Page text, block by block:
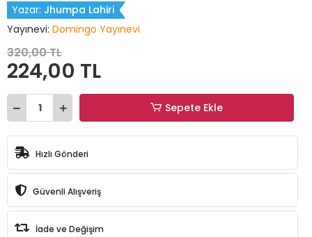
Yazar: Jhumpa Lahiri
Yayınevi: Domingo Yayınevi
320,00 TL
224,00 TL
Sepete Ekle
Hızlı Gönderi
Güvenli Alışveriş
İade ve Değişim